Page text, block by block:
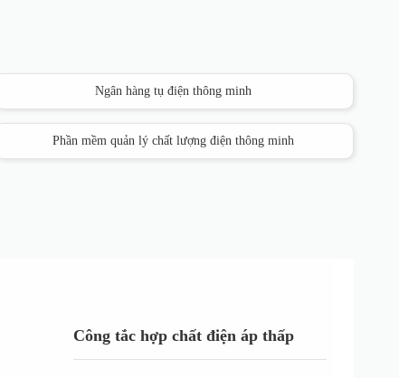
Ngân hàng tụ điện thông minh
Phần mềm quản lý chất lượng điện thông minh
Công tắc hợp chất điện áp thấp